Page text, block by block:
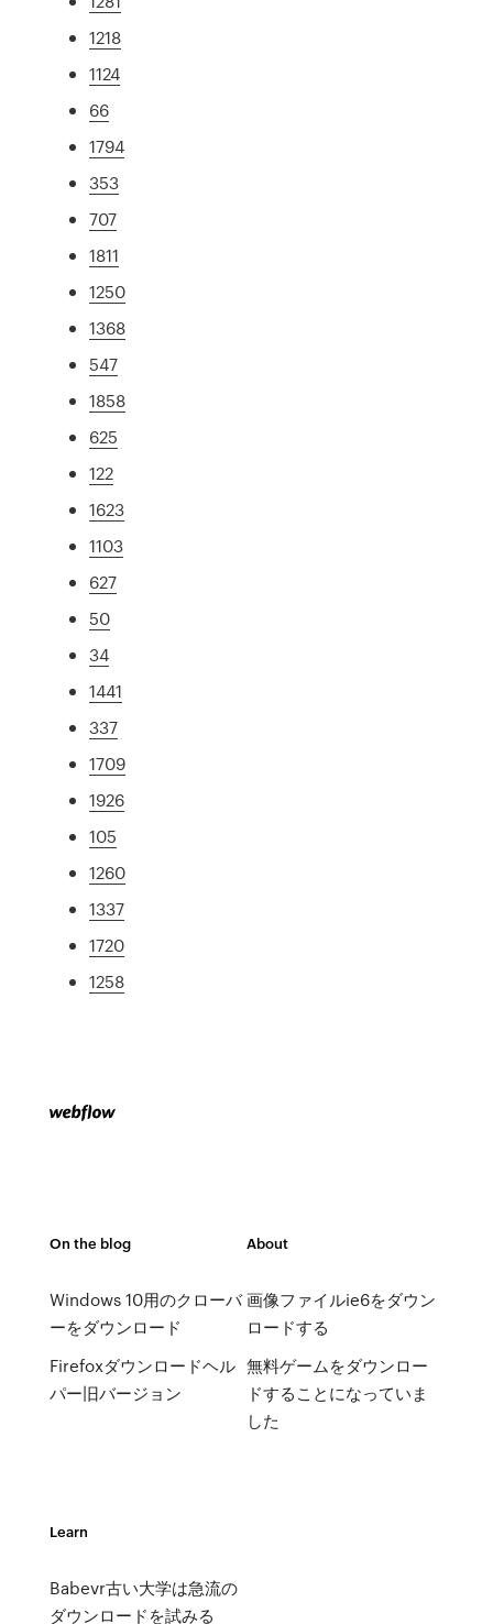
1218
1124
66
1794
353
707
1811
1250
1368
547
1858
625
122
1623
1103
627
50
34
1441
337
1709
1926
105
1260
1337
1720
1258
On the blog
Windows 10用のクローバ
ーをダウンロード
Firefoxダウンロードヘル
パー旧バージョン
About
画像ファイルie6をダウン
ロードする
無料ゲームをダウンロー
ドすることになっていま
した
Learn
Babevr古い大学は急流の
ダウンロードを試みる